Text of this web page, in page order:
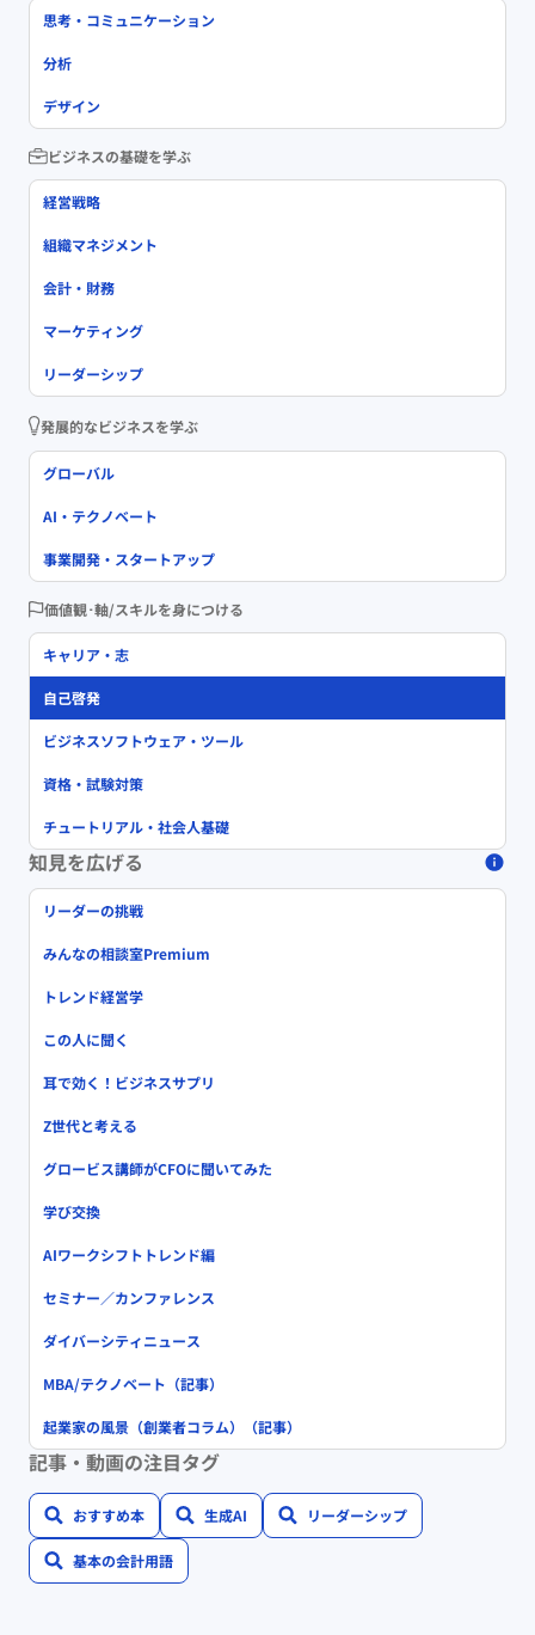
思考・コミュニケーション
分析
デザイン
ビジネスの基礎を学ぶ
経営戦略
組織マネジメント
会計・財務
マーケティング
リーダーシップ
発展的なビジネスを学ぶ
グローバル
AI・テクノベート
事業開発・スタートアップ
価値観･軸/スキルを身につける
キャリア・志
自己啓発
ビジネスソフトウェア・ツール
資格・試験対策
チュートリアル・社会人基礎
知見を広げる
リーダーの挑戦
みんなの相談室Premium
トレンド経営学
この人に聞く
耳で効く！ビジネスサプリ
Z世代と考える
グロービス講師がCFOに聞いてみた
学び交換
AIワークシフトトレンド編
セミナー／カンファレンス
ダイバーシティニュース
MBA/テクノベート（記事）
起業家の風景（創業者コラム）（記事）
記事・動画の注目タグ
おすすめ本 生成AI リーダーシップ
基本の会計用語